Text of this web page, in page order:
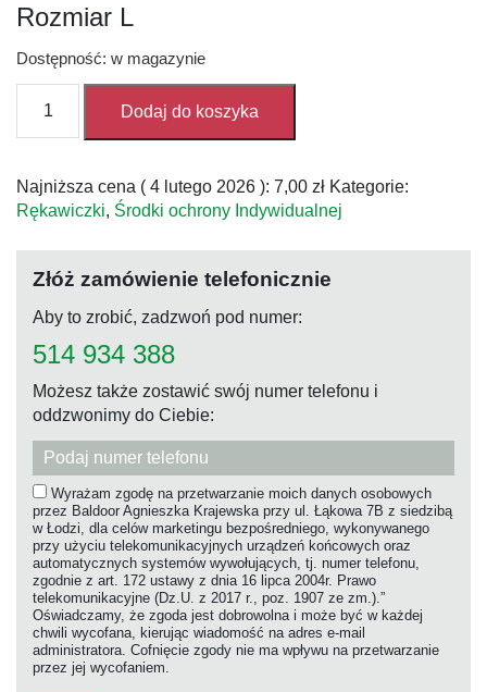
Rozmiar L
Dostępność: w magazynie
Rękawice
ochronne
87-
195.
Dodaj do koszyka
Najniższa cena ( 4 lutego 2026 ): 7,00 zł Kategorie:
Rękawiczki, Środki ochrony Indywidualnej
Złóż zamówienie telefonicznie
Aby to zrobić, zadzwoń pod numer:
514 934 388
Możesz także zostawić swój numer telefonu i
oddzwonimy do Ciebie:
Wyrażam zgodę na przetwarzanie moich danych osobowych
przez Baldoor Agnieszka Krajewska przy ul. Łąkowa 7B z siedzibą
w Łodzi, dla celów marketingu bezpośredniego, wykonywanego
przy użyciu telekomunikacyjnych urządzeń końcowych oraz
automatycznych systemów wywołujących, tj. numer telefonu,
zgodnie z art. 172 ustawy z dnia 16 lipca 2004r. Prawo
telekomunikacyjne (Dz.U. z 2017 r., poz. 1907 ze zm.).”
Oświadczamy, że zgoda jest dobrowolna i może być w każdej
chwili wycofana, kierując wiadomość na adres e-mail
administratora. Cofnięcie zgody nie ma wpływu na przetwarzanie
przez jej wycofaniem.